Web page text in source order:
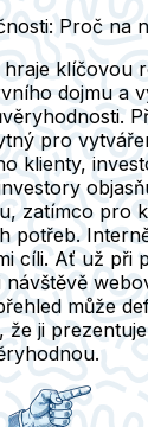
Proč na
hraje klíčovou
dojmu a
pro
klienty,
zatímco pro
potřeb.
cíli. Ať už při
může
že ji